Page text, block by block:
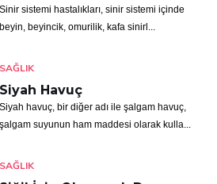
Sinir sistemi hastalıkları, sinir sistemi içinde
beyin, beyincik, omurilik, kafa sinirl...
SAĞLIK
Siyah Havuç
Siyah havuç, bir diğer adı ile şalgam havuç,
şalgam suyunun ham maddesi olarak kulla...
SAĞLIK